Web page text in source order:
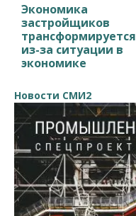
Экономика
застройщиков
трансформируется
из-за ситуации в
экономике
Новости СМИ2